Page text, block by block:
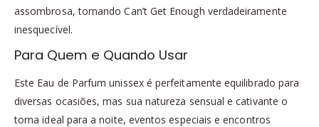
assombrosa, tornando Can’t Get Enough verdadeiramente
inesquecível.
Para Quem e Quando Usar
Este Eau de Parfum unissex é perfeitamente equilibrado para
diversas ocasiões, mas sua natureza sensual e cativante o
torna ideal para a noite, eventos especiais e encontros